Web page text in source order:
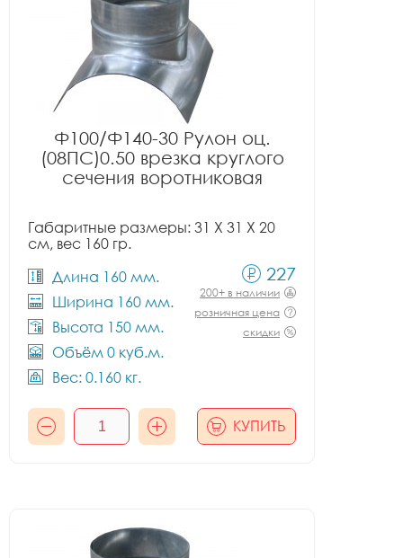
Ф100/Ф140-30 Рулон оц.
(08ПС)0.50 врезка круглого
сечения воротниковая
Габаритные размеры: 31 X 31 X 20
см, вес 160 гр.
Длина 160 мм.
Ширина 160 мм.
Высота 150 мм.
Объём 0 куб.м.
Вес: 0.160 кг.
227
200+ в наличии
розничная цена
скидки
КУПИТЬ